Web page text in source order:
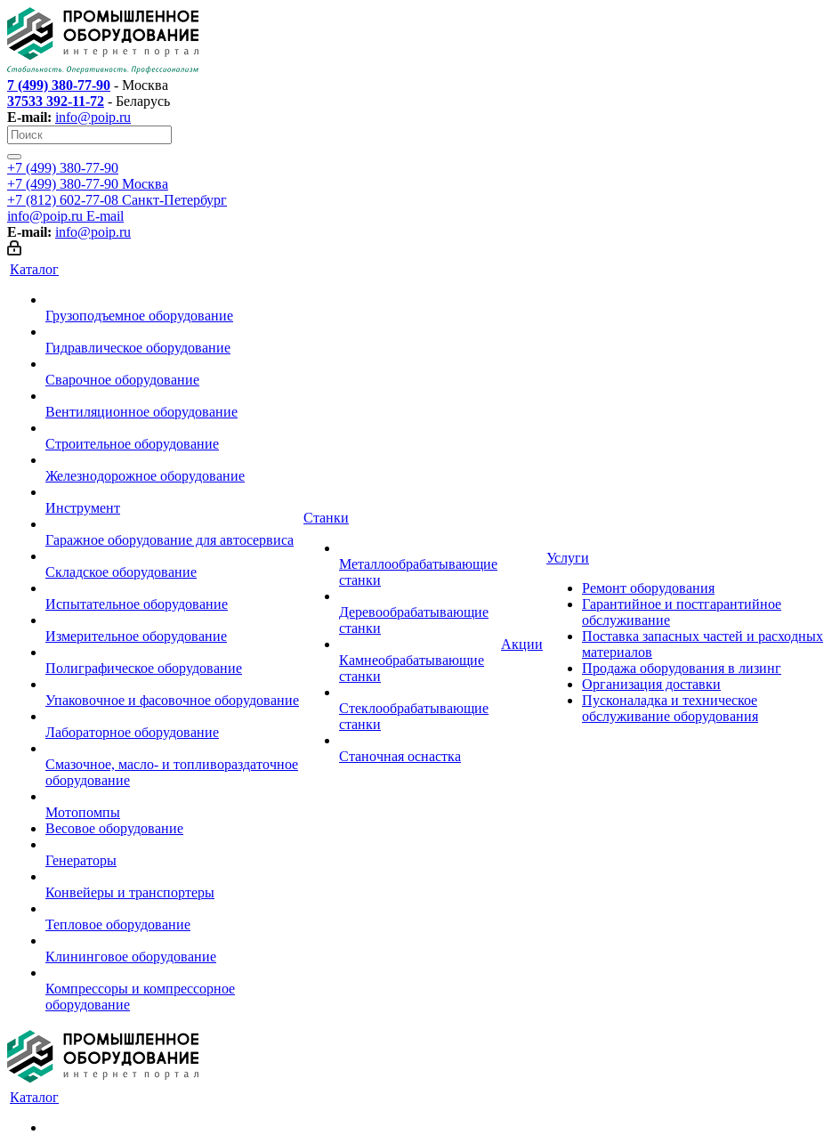
7 (499) 380-77-90 - Москва
37533 392-11-72 - Беларусь
E-mail: info@poip.ru
+7 (499) 380-77-90
+7 (499) 380-77-90 Москва
+7 (812) 602-77-08 Санкт-Петербург
info@poip.ru E-mail
E-mail: info@poip.ru
Каталог
Грузоподъемное оборудование
Гидравлическое оборудование
Сварочное оборудование
Вентиляционное оборудование
Строительное оборудование
Железнодорожное оборудование
Инструмент
Гаражное оборудование для автосервиса
Складское оборудование
Испытательное оборудование
Измерительное оборудование
Полиграфическое оборудование
Упаковочное и фасовочное оборудование
Лабораторное оборудование
Смазочное, масло- и топливораздаточное
оборудование
Мотопомпы
Весовое оборудование
Генераторы
Конвейеры и транспортеры
Тепловое оборудование
Клининговое оборудование
Компрессоры и компрессорное
оборудование
Станки
Металлообрабатывающие
станки
Деревообрабатывающие
станки
Камнеобрабатывающие
станки
Стеклообрабатывающие
станки
Станочная оснастка
Акции
Услуги
Ремонт оборудования
Гарантийное и постгарантийное
обслуживание
Поставка запасных частей и расходных
материалов
Продажа оборудования в лизинг
Организация доставки
Пусконаладка и техническое
обслуживание оборудования
Каталог